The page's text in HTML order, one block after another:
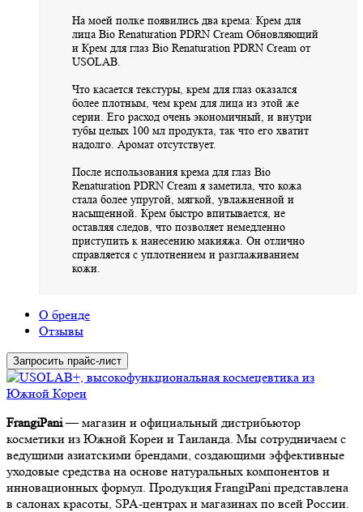
На моей полке появились два крема: Крем для
лица Bio Renaturation PDRN Cream Обновляющий
и Крем для глаз Bio Renaturation PDRN Cream от
USOLAB.
Что касается текстуры, крем для глаз оказался
более плотным, чем крем для лица из этой же
серии. Его расход очень экономичный, и внутри
тубы целых 100 мл продукта, так что его хватит
надолго. Аромат отсутствует.
После использования крема для глаз Bio
Renaturation PDRN Cream я заметила, что кожа
стала более упругой, мягкой, увлажненной и
насыщенной. Крем быстро впитывается, не
оставляя следов, что позволяет немедленно
приступить к нанесению макияжа. Он отлично
справляется с уплотнением и разглаживанием
кожи.
О бренде
Отзывы
Запросить прайс-лист
FrangiPani— магазин и официальный дистрибьютор
косметики из Южной Кореи и Таиланда. Мы сотрудничаем с
ведущими азиатскими брендами, создающими эффективные
уходовые средства на основе натуральных компонентов и
инновационных формул. Продукция FrangiPani представлена
в салонах красоты, SPA-центрах и магазинах по всей России.